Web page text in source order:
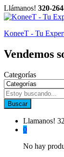
Llámanos! 320-
KoneeT - Tu
Vendemos
Categorías
Buscar
Llamanos!
0
No hay